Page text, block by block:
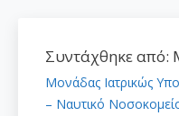
Συντάχθηκε από:
Μονάδας Ιατρικώς
– Ναυτικό